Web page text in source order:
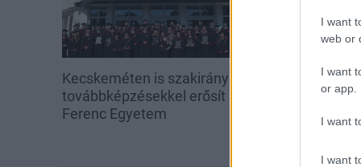
I want
web or
I want
or app.
I want
I want
Kecskeméten is szakirányú
továbbképzésekkel erősít a Gál
Ferenc Egyetem
Feltárulnak